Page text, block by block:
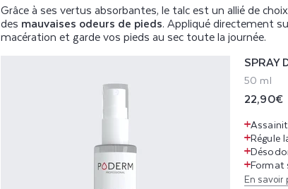
Grâce à ses vertus absorbantes, le talc est un allié de
des mauvaises odeurs de pieds. Appliqué directement
macération et garde vos pieds au sec toute la journée.
SPRAY
50 ml
Prix
22,90€
Régule
Format
En savoir